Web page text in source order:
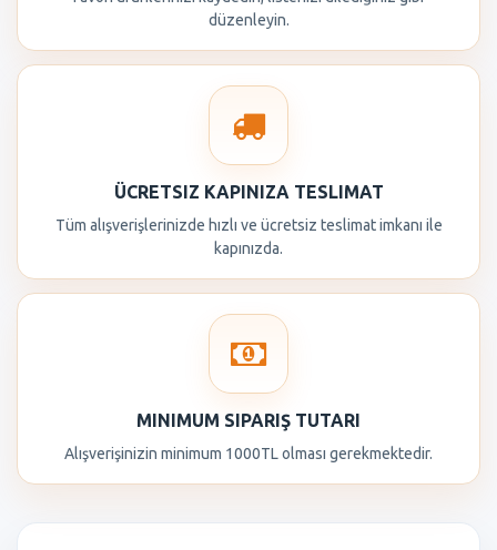
düzenleyin.
ÜCRETSIZ KAPINIZA TESLIMAT
Tüm alışverişlerinizde hızlı ve ücretsiz teslimat imkanı ile
kapınızda.
MINIMUM SIPARIŞ TUTARI
Alışverişinizin minimum 1000TL olması gerekmektedir.